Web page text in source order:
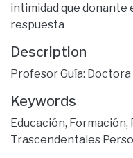
intimidad que donante
respuesta
Description
Profesor Guía:
Keywords
Educación, Formación,
Trascendentales